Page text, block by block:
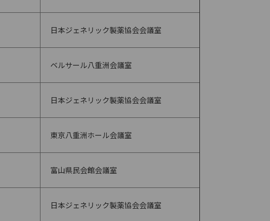
日本ジェネリック製薬協会会議室
ベルサール八重洲会議室
日本ジェネリック製薬協会会議室
東京八重洲ホール会議室
富山県民会館会議室
日本ジェネリック製薬協会会議室